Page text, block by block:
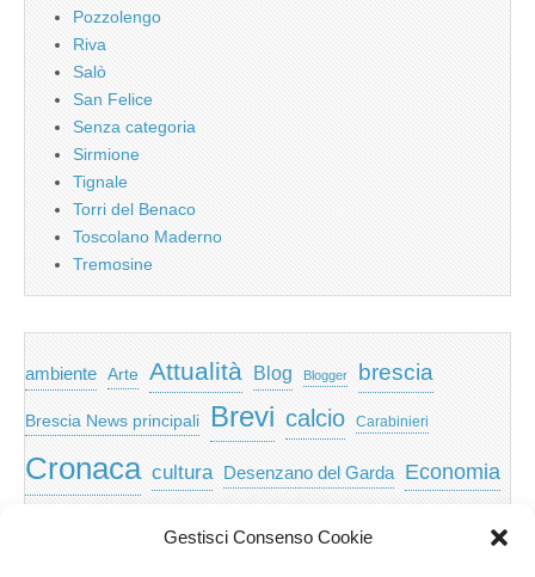
Gestisci Consenso Cookie
Pozzolengo
Riva
Salò
San Felice
Senza categoria
Sirmione
Tignale
Torri del Benaco
Toscolano Maderno
Tremosine
ambiente Arte Attualità Blog Blogger brescia
Brescia News principali Brevi calcio Carabinieri
Cronaca cultura Desenzano del Garda Economia